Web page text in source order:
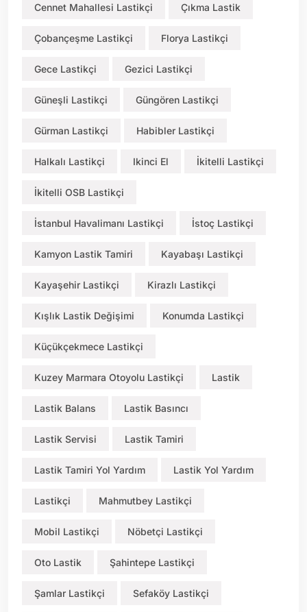
Cennet Mahallesi Lastikçi Çıkma Lastik
Çobançeşme Lastikçi Florya Lastikçi
Gece Lastikçi Gezici Lastikçi
Güneşli Lastikçi Güngören Lastikçi
Gürman Lastikçi Habibler Lastikçi
Halkalı Lastikçi Ikinci El İkitelli Lastikçi
İkitelli OSB Lastikçi
İstanbul Havalimanı Lastikçi İstoç Lastikçi
Kamyon Lastik Tamiri Kayabaşı Lastikçi
Kayaşehir Lastikçi Kirazlı Lastikçi
Kışlık Lastik Değişimi Konumda Lastikçi
Küçükçekmece Lastikçi
Kuzey Marmara Otoyolu Lastikçi Lastik
Lastik Balans Lastik Basıncı
Lastik Servisi Lastik Tamiri
Lastik Tamiri Yol Yardım Lastik Yol Yardım
Lastikçi Mahmutbey Lastikçi
Mobil Lastikçi Nöbetçi Lastikçi
Oto Lastik Şahintepe Lastikçi
Şamlar Lastikçi Sefaköy Lastikçi